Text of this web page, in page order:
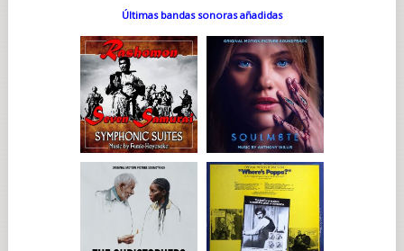
Últimas bandas sonoras añadidas